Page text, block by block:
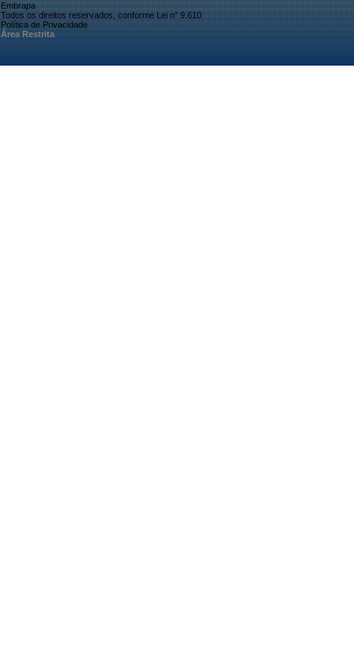
Embrapa
Todos os direitos reservados, conforme Lei n° 9.610
Política de Privacidade
Área Restrita